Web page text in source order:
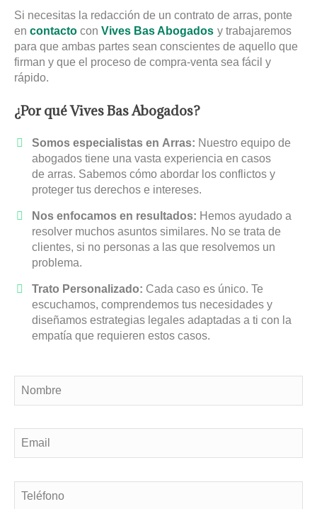
Si necesitas la redacción de un contrato de arras, ponte
en contacto con Vives Bas Abogados y trabajaremos
para que ambas partes sean conscientes de aquello que
firman y que el proceso de compra-venta sea fácil y
rápido.
¿Por qué Vives Bas Abogados?
Somos especialistas en Arras: Nuestro equipo de
abogados tiene una vasta experiencia en casos
de arras. Sabemos cómo abordar los conflictos y
proteger tus derechos e intereses.
Nos enfocamos en resultados: Hemos ayudado a
resolver muchos asuntos similares. No se trata de
clientes, si no personas a las que resolvemos un
problema.
Trato Personalizado: Cada caso es único. Te
escuchamos, comprendemos tus necesidades y
diseñamos estrategias legales adaptadas a ti con la
empatía que requieren estos casos.